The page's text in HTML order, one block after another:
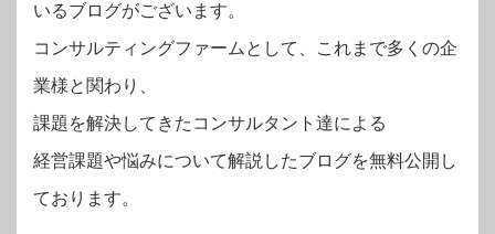
いるブログがございます。
コンサルティングファームとして、これまで多くの企
業様と関わり、
課題を解決してきたコンサルタント達による
経営課題や悩みについて解説したブログを無料公開し
ております。